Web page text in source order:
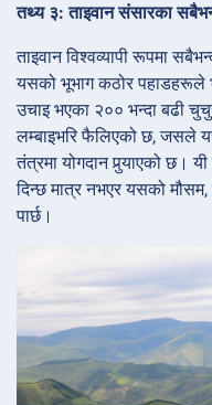
तथ्य ३: ताइवान संसारका
ताइवान विश्वव्यापी रूपमा
यसको भूभाग कठोर पहाडहरूले
उचाइ भएका २०० भन्दा बढी
लम्बाइभरि फैलिएको छ, जसले
तंत्रमा योगदान पुर्‍याएको छ।
दिन्छ मात्र नभएर यसको
पार्छ।